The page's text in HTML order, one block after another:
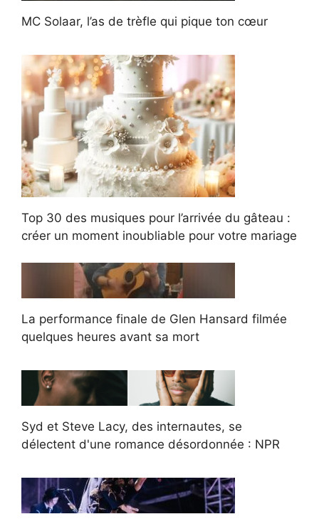
MC Solaar, l’as de trèfle qui pique ton cœur
Top 30 des musiques pour l’arrivée du gâteau :
créer un moment inoubliable pour votre mariage
La performance finale de Glen Hansard filmée
quelques heures avant sa mort
Syd et Steve Lacy, des internautes, se
délectent d'une romance désordonnée : NPR